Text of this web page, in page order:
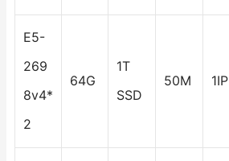
E5-
269
8v4*
2
64G
1T
SSD
50M 1IP